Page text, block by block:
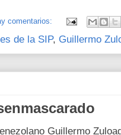
comentarios:
de la SIP, Guillermo
Guillermo